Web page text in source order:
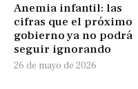
Anemia infantil: las
cifras que el próximo
gobierno ya no podrá
seguir ignorando
26 de mayo de 2026